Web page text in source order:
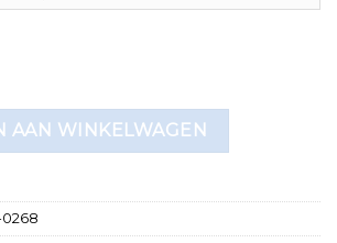
AAN WINKELWAGEN
0268